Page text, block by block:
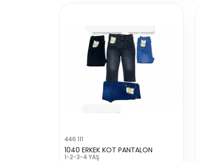
446.111
1040 ERKEK KOT PANTALON
1-2-3-4 YAŞ